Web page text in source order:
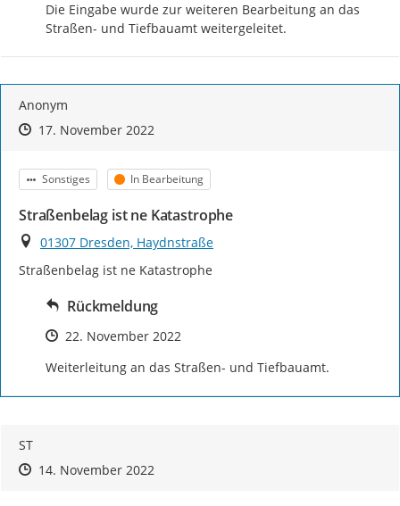
Die Eingabe wurde zur weiteren Bearbeitung an das
Straßen- und Tiefbauamt weitergeleitet.
Anonym
Zeitpunkt des Erstellens
Zeitpunkt des Erstellens
17. November 2022Zur Äußerung
Kategorie
Sonstiges Status
In Bearbeitung
Straßenbelag ist ne Katastrophe
Ort
01307 Dresden, Haydnstraße
Straßenbelag ist ne Katastrophe
Rückmeldung
Zeitpunkt des Erstellens
22. November 2022
Weiterleitung an das Straßen- und Tiefbauamt.
ST
Zeitpunkt des Erstellens
Zeitpunkt des Erstellens
14. November 2022Zur Äußerung